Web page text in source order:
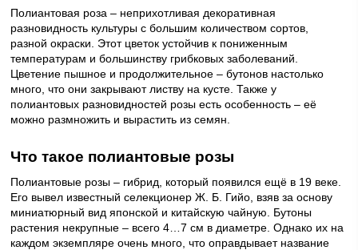
Полиантовая роза – неприхотливая декоративная
разновидность культуры с большим количеством сортов,
разной окраски. Этот цветок устойчив к пониженным
температурам и большинству грибковых заболеваний.
Цветение пышное и продолжительное – бутонов настолько
много, что они закрывают листву на кусте. Также у
полиантовых разновидностей розы есть особенность – её
можно размножить и вырастить из семян.
Что такое полиантовые розы
Полиантовые розы – гибрид, который появился ещё в 19 веке.
Его вывел известный селекционер Ж. Б. Гийо, взяв за основу
миниатюрный вид японской и китайскую чайную. Бутоны
растения некрупные – всего 4…7 см в диаметре. Однако их на
каждом экземпляре очень много, что оправдывает название